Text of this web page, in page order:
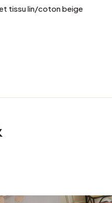
tissu lin/coton beige